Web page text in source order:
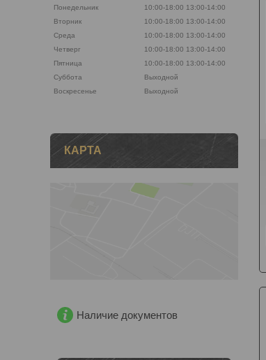
Понедельник 10:00-18:00 13:00-14:00
Вторник
10:00-18:00 13:00-14:00
Среда
10:00-18:00 13:00-14:00
Четверг
10:00-18:00 13:00-14:00
Пятница
10:00-18:00 13:00-14:00
Суббота
Выходной
Воскресенье
Выходной
КАРТА
Наличие документов